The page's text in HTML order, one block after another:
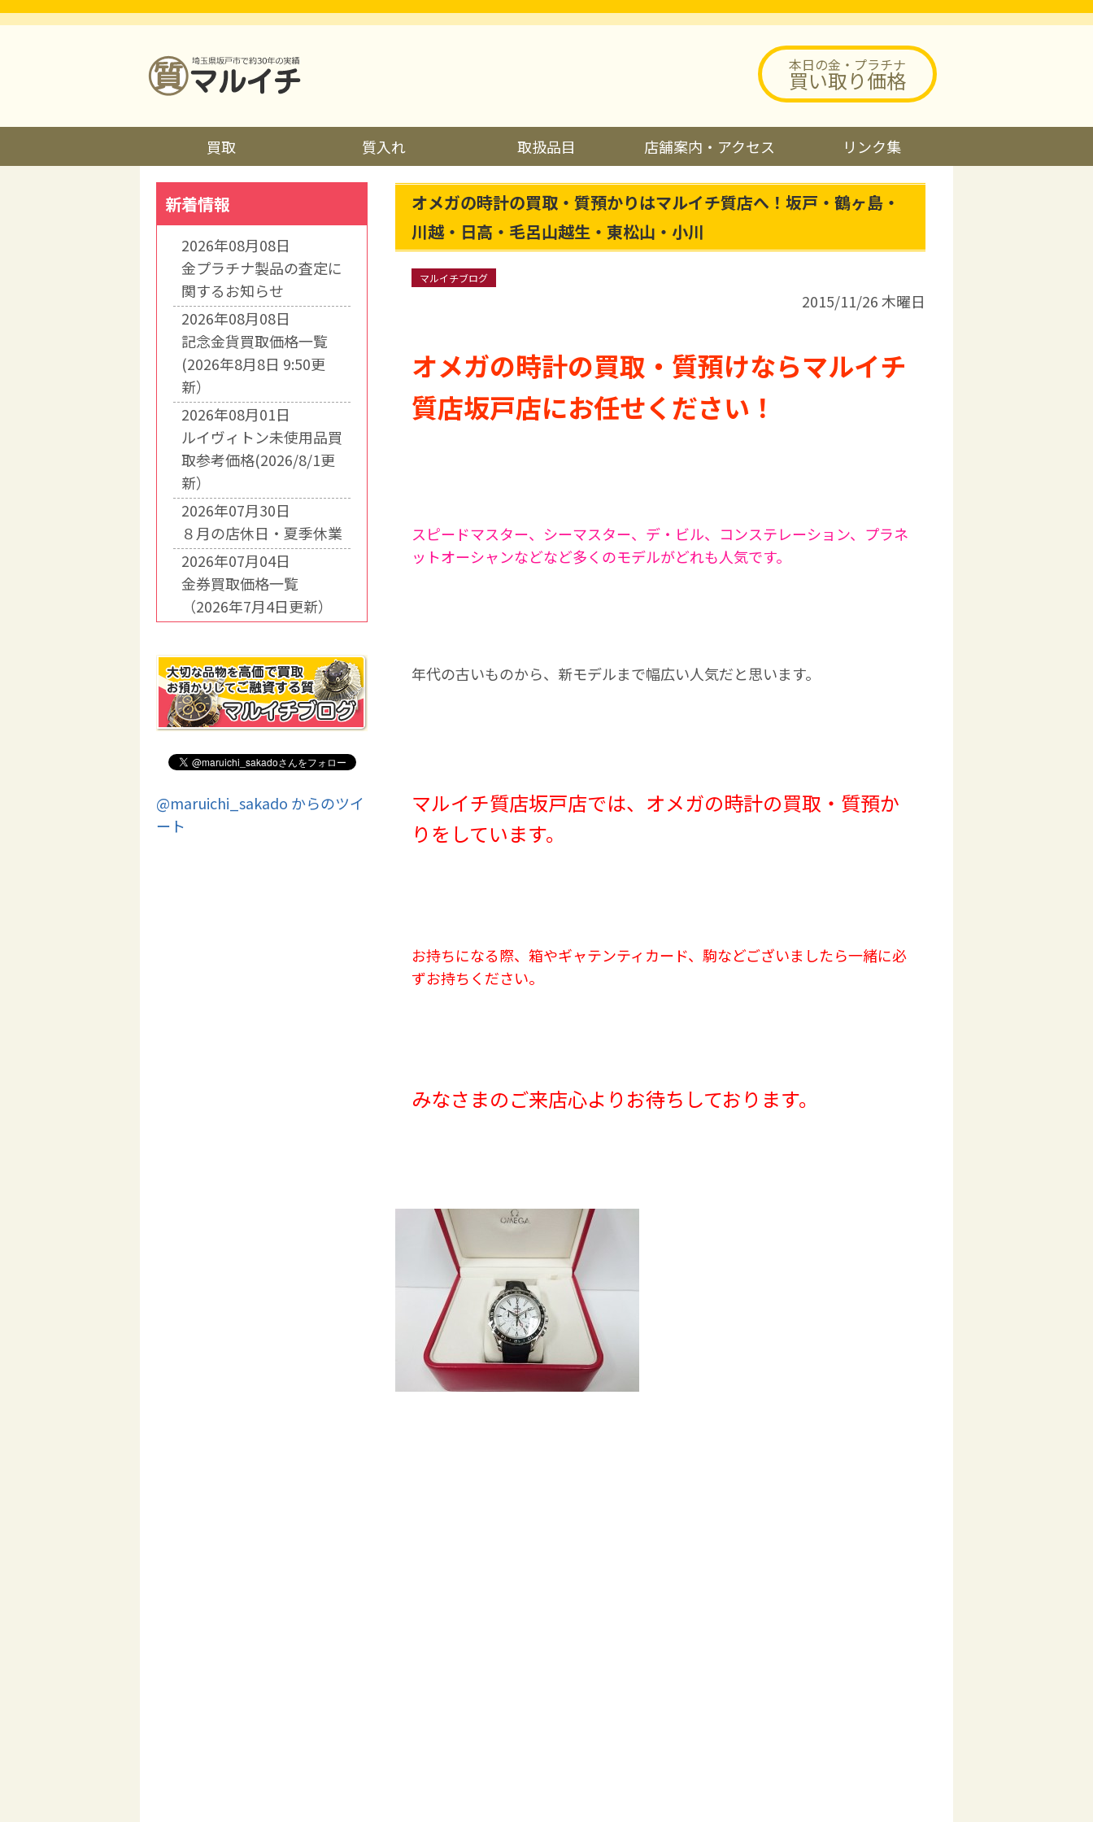
本日の金・プラチナ
買い取り価格
買取 質入れ 取扱品目 店舗案内・アクセス リンク集
オメガの時計の買取・質預かりはマルイチ質店へ！坂戸・鶴ヶ島・
川越・日高・毛呂山越生・東松山・小川
マルイチブログ
2015/11/26 木曜日
オメガの時計の買取・質預けならマルイチ
質店坂戸店にお任せください！
スピードマスター、シーマスター、デ・ビル、コンステレーション、プラネ
ットオーシャンなどなど多くのモデルがどれも人気です。
年代の古いものから、新モデルまで幅広い人気だと思います。
マルイチ質店坂戸店では、オメガの時計の買取・質預か
りをしています。
お持ちになる際、箱やギャテンティカード、駒などございましたら一緒に必
ずお持ちください。
みなさまのご来店心よりお待ちしております。
新着情報
2026年08月08日
金プラチナ製品の査定に
関するお知らせ
2026年08月08日
記念金貨買取価格一覧
(2026年8月8日 9:50更
新）
2026年08月01日
ルイヴィトン未使用品買
取参考価格(2026/8/1更
新）
2026年07月30日
８月の店休日・夏季休業
2026年07月04日
金券買取価格一覧
（2026年7月4日更新）
@maruichi_sakado からのツイ
ート